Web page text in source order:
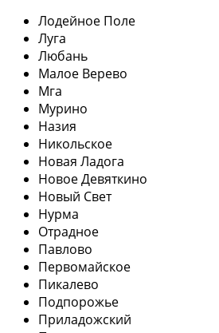
Лодейное Поле
Луга
Любань
Малое Верево
Мга
Мурино
Назия
Никольское
Новая Ладога
Новое Девяткино
Новый Свет
Нурма
Отрадное
Павлово
Первомайское
Пикалево
Подпорожье
Приладожский